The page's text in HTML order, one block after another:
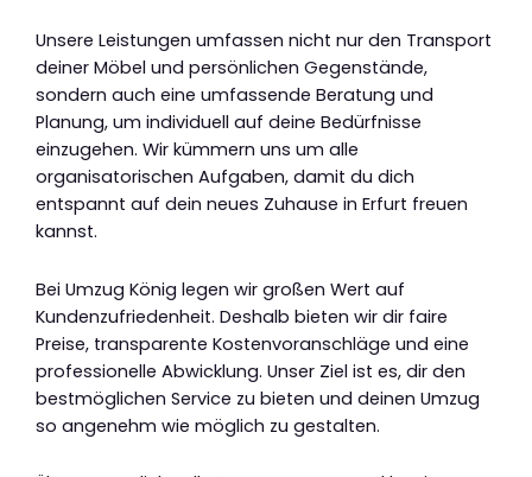
Unsere Leistungen umfassen nicht nur den Transport
deiner Möbel und persönlichen Gegenstände,
sondern auch eine umfassende Beratung und
Planung, um individuell auf deine Bedürfnisse
einzugehen. Wir kümmern uns um alle
organisatorischen Aufgaben, damit du dich
entspannt auf dein neues Zuhause in Erfurt freuen
kannst.
Bei Umzug König legen wir großen Wert auf
Kundenzufriedenheit. Deshalb bieten wir dir faire
Preise, transparente Kostenvoranschläge und eine
professionelle Abwicklung. Unser Ziel ist es, dir den
bestmöglichen Service zu bieten und deinen Umzug
so angenehm wie möglich zu gestalten.